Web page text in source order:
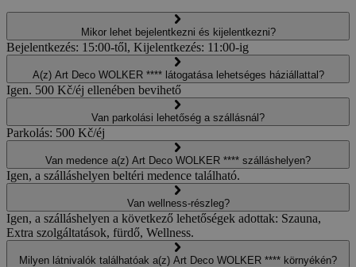
Mikor lehet bejelentkezni és kijelentkezni?
Bejelentkezés: 15:00-től, Kijelentkezés: 11:00-ig
A(z) Art Deco WOLKER **** látogatása lehetséges háziállattal?
Igen. 500 Kč/éj ellenében bevihető
Van parkolási lehetőség a szállásnál?
Parkolás: 500 Kč/éj
Van medence a(z) Art Deco WOLKER **** szálláshelyen?
Igen, a szálláshelyen beltéri medence található.
Van wellness-részleg?
Igen, a szálláshelyen a következő lehetőségek adottak: Szauna,
Extra szolgáltatások, fürdő, Wellness.
Milyen látnivalók találhatóak a(z) Art Deco WOLKER **** környékén?